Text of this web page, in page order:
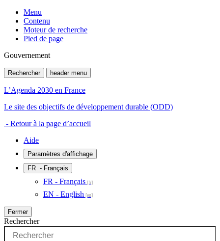
Menu
Contenu
Moteur de recherche
Pied de page
Gouvernement
Rechercher header menu
L’Agenda 2030 en France
Le site des objectifs de développement durable (ODD)
- Retour à la page d’accueil
Aide
Paramètres d'affichage
FR - Français
FR - Français
EN - English
Fermer
Rechercher